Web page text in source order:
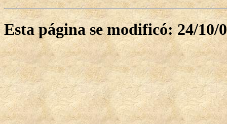
Esta página se modificó: 24/10/